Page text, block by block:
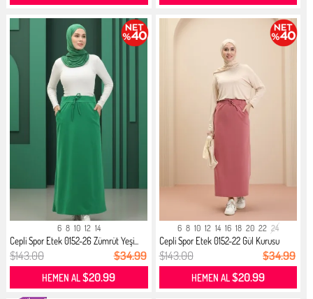
6 8 10 12 14
Cepli Spor Etek 0152-26 Zümrüt Yeşi...
$143.00 $34.99
HEMEN AL$20.99
6 8 10 12 14 16 18 20 22 24
Cepli Spor Etek 0152-22 Gül Kurusu
$143.00 $34.99
HEMEN AL$20.99